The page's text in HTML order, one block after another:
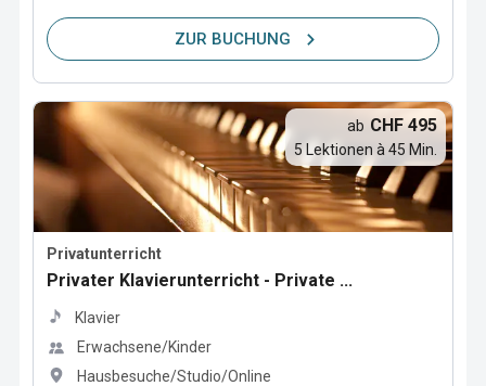
ZUR BUCHUNG
Privatunterricht
Privater Klavierunterricht - Private ...
Klavier
Erwachsene/Kinder
Hausbesuche/Studio/Online
ab CHF 495
5 Lektionen à 45 Min.